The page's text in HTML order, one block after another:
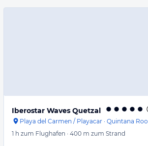
Iberostar Waves Quetzal
Playa del Carmen / Playacar · Quintana Roo
1 h zum Flughafen · 400 m zum Strand